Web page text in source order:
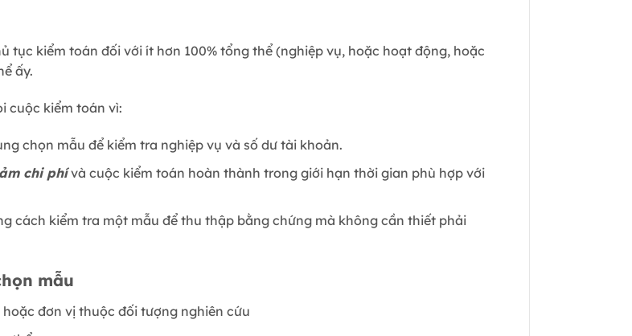
tục kiểm toán đối với ít hơn 100% tổng thể (nghiệp vụ, hoặc hoạt động, hoặc
ấy.
cuộc kiểm toán vì:
chọn mẫu để kiểm tra nghiệp vụ và số dư tài khoản.
chi phívà cuộc kiểm toán hoàn thành trong giới hạn thời gian phù hợp với
cách kiểm tra một mẫu để thu thập bằng chứng mà không cần thiết phải
mẫu
đơn vị thuộc đối tượng nghiên cứu